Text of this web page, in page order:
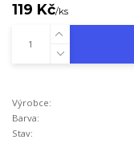
119 Kč/ks
Výrobce:
Barva:
Stav: